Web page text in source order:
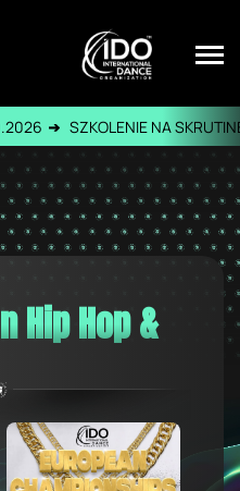
SZKOLENIE NA SKRUTINERA
Hop & Po